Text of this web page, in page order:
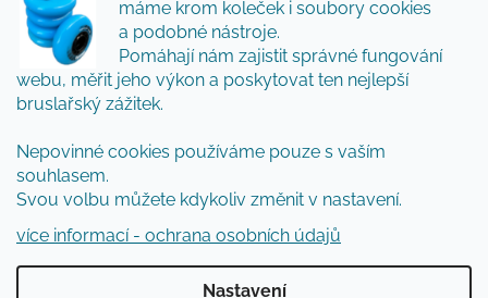
máme krom koleček i soubory cookies
a podobné nástroje.
Pomáhají nám zajistit správné fungování
webu, měřit jeho výkon a poskytovat ten nejlepší
bruslařský zážitek.
Nepovinné cookies používáme pouze s vaším
souhlasem.
Svou volbu můžete kdykoliv změnit v nastavení.
více informací - ochrana osobních údajů
Nastavení
Přidejte se k nám a my Vám budeme zasílat ty nejlepší
novinky a tipy.
E-mail
Vložením e-mailu souhlasíte spodmínkami
ochrany osobních údajů
PŘIHLÁSIT SE